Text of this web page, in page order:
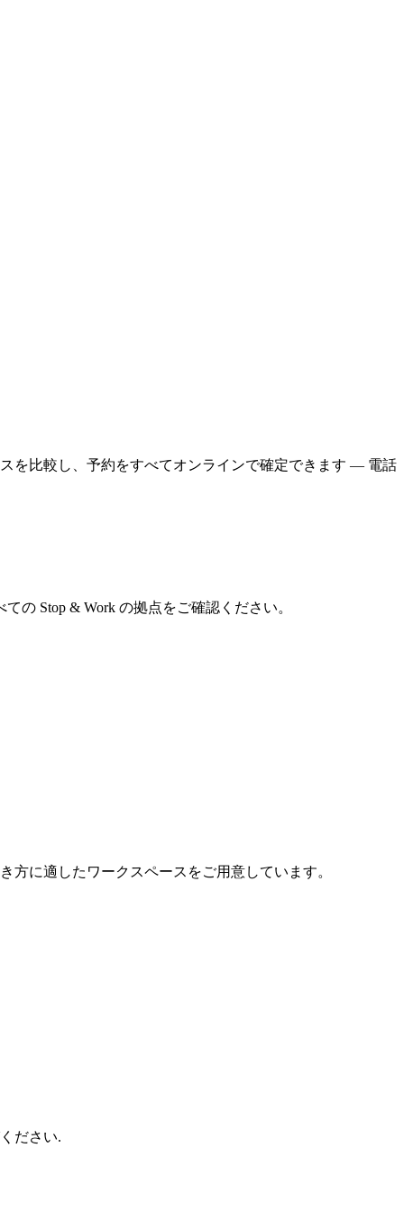
を比較し、予約をすべてオンラインで確定できます — 電話
の Stop & Work の拠点をご確認ください。
に適したワークスペースをご用意しています。
ださい.